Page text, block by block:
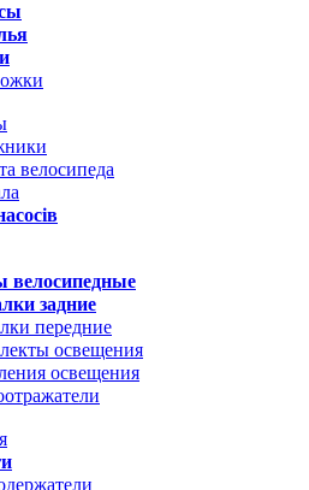
велосипеда
велосипедные
задние
передние
освещения
освещения